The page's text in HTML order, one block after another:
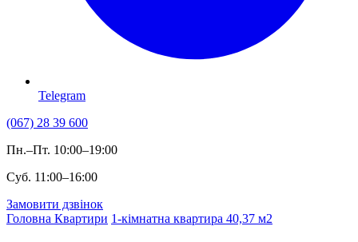
Telegram
(067) 28 39 600
Пн.–Пт. 10:00–19:00
Суб. 11:00–16:00
Замовити дзвінок
Головна Квартири 1-кімнатна квартира 40,37 м2